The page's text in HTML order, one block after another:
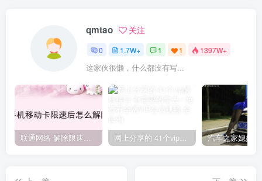
qmtao 关注
0 1.7W+ 1 1 1397W+
这家伙很懒，什么都没有写...
联通网络 解除限速方法参考！畅享、畅玩、老白干等及其它地区自测了 网上分享的 41个vip解析接口 有需要的拿去~ 免费看全网VIP会员视频